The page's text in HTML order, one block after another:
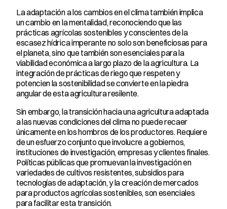
La adaptación a los cambios en el clima también implica
un cambio en la mentalidad, reconociendo que las
prácticas agrícolas sostenibles y conscientes de la
escasez hídrica imperante no solo son beneficiosas para
el planeta, sino que también son esenciales para la
viabilidad económica a largo plazo de la agricultura. La
integración de prácticas de riego que respeten y
potencien la sostenibilidad se convierte en la piedra
angular de esta agricultura resilente.
Sin embargo, la transición hacia una agricultura adaptada
a las nuevas condiciones del clima no puede recaer
únicamente en los hombros de los productores. Requiere
de un esfuerzo conjunto que involucre a gobiernos,
instituciones de investigación, empresas y clientes finales.
Políticas públicas que promuevan la investigación en
variedades de cultivos resistentes, subsidios para
tecnologías de adaptación, y la creación de mercados
para productos agrícolas sostenibles, son esenciales
para facilitar esta transición.